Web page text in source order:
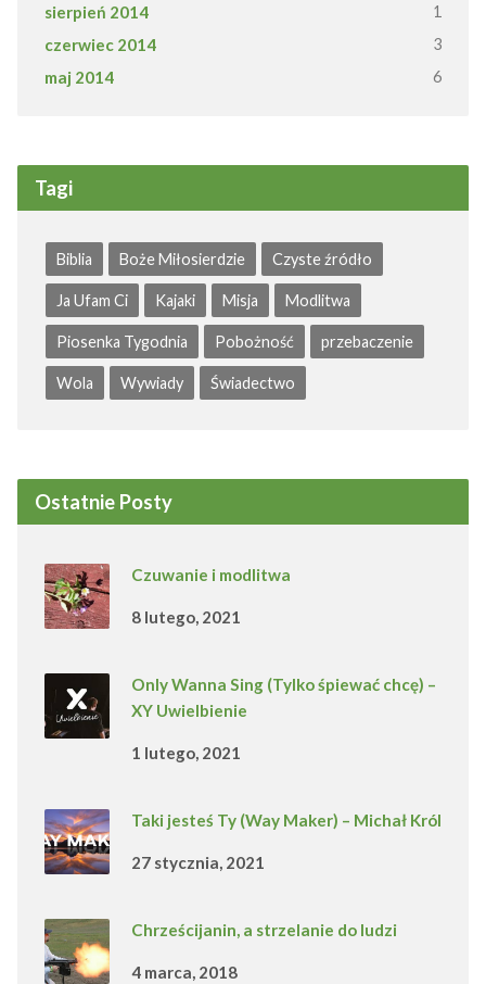
sierpień 2014 1
czerwiec 2014 3
maj 2014 6
Tagi
Biblia Boże Miłosierdzie Czyste źródło
Ja Ufam Ci Kajaki Misja Modlitwa
Piosenka Tygodnia Pobożność przebaczenie
Wola Wywiady Świadectwo
Ostatnie Posty
Czuwanie i modlitwa
8 lutego, 2021
Only Wanna Sing (Tylko śpiewać chcę) –
XY Uwielbienie
1 lutego, 2021
Taki jesteś Ty (Way Maker) – Michał Król
27 stycznia, 2021
Chrześcijanin, a strzelanie do ludzi
4 marca, 2018